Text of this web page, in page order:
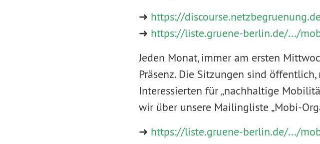
➜ https://
➜ https://liste.gruene-berlin.de/.../
Jeden Monat, immer am ersten
Präsenz. Die Sitzungen sind
Interessierten für „nachhaltige
wir über unsere Mailingliste „Mobi-
➜ https://liste.gruene-berlin.de/.../